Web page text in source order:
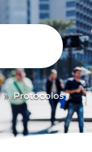
9 Protocolos